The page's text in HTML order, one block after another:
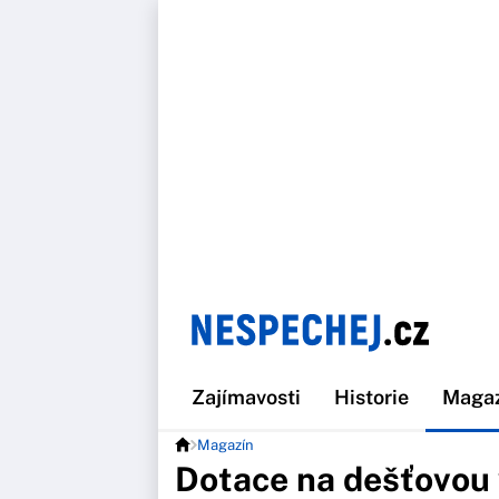
Zajímavosti Historie
Magazín
Dotace na